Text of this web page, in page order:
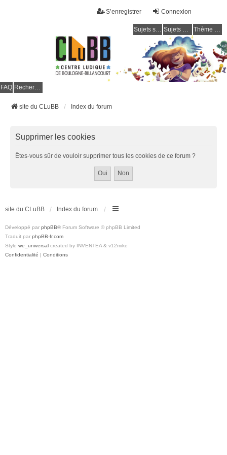
Connexion
S’enregistrer
Sujets sans réponse Sujets actifs Thème clair / foncé
FAQ Rechercher
site du CLuBB Index du forum
Supprimer les cookies
Êtes-vous sûr de vouloir supprimer tous les cookies de ce forum ?
site du CLuBB Index du forum
Développé par phpBB® Forum Software © phpBB Limited
Traduit par phpBB-fr.com
Style we_universal created by INVENTEA & v12mike
Confidentialité | Conditions